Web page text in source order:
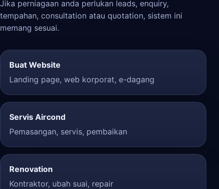
Jika perniagaan anda perlukan leads, enquiry,
tempahan, consultation atau quotation, sistem ini
memang sesuai.
Buat Website
Landing page, web korporat, e-dagang
Servis Aircond
Pemasangan, servis, pembaikan
Renovation
Kontraktor, ubah suai, repair